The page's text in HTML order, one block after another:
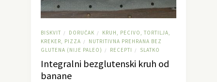
BISKVIT / DORUČAK /
KRUH, PECIVO, TORTILJA,
KREKER, PIZZA /
NUTRITIVNA PREHRANA BEZ
GLUTENA (NIJE PALEO)
/ RECEPTI / SLATKO
Integralni bezglutenski kruh od
banane